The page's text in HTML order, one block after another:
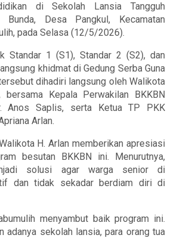
di Sekolah Lansia Tangguh
Bunda, Desa Pangkul, Kecamatan
pada Selasa (12/5/2026).
Standar 1 (S1), Standar 2 (S2), dan
khidmat di Gedung Serba Guna
dihadiri langsung oleh Walikota
bersama Kepala Perwakilan BKKBN
Anos Saplis, serta Ketua TP PKK
Arlan.
H. Arlan memberikan apresiasi
besutan BKKBN ini. Menurutnya,
solusi agar warga senior di
dan tidak sekadar berdiam diri di
menyambut baik program ini.
adanya sekolah lansia, para orang tua